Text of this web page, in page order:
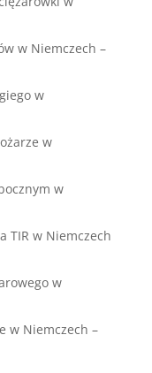
w Niemczech –
w
w
w
TIR w Niemczech
w
w Niemczech –